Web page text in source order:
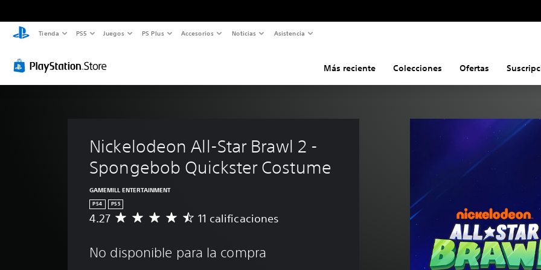
Tienda PS5 Juegos PS Plus Accesorios Noticias Asistencia
Más reciente Colecciones Ofertas
Nickelodeon All-Star Brawl 2 -
Spongebob Quickster Costume
GAMEMILL ENTERTAINMENT
PS4 PS5
C
4.27 11 calificaciones
No disponible para la compra